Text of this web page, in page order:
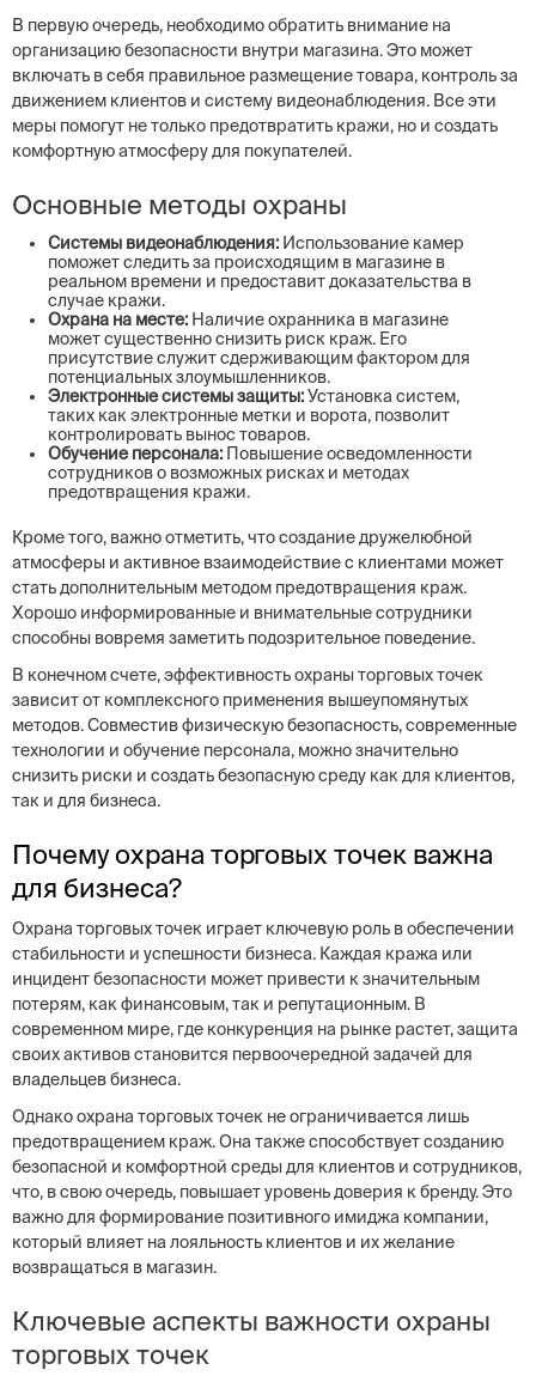
В первую очередь, необходимо обратить внимание на
организацию безопасности внутри магазина. Это может
включать в себя правильное размещение товара, контроль за
движением клиентов и систему видеонаблюдения. Все эти
меры помогут не только предотвратить кражи, но и создать
комфортную атмосферу для покупателей.
Основные методы охраны
Системы видеонаблюдения: Использование камер
поможет следить за происходящим в магазине в
реальном времени и предоставит доказательства в
случае кражи.
Охрана на месте: Наличие охранника в магазине
может существенно снизить риск краж. Его
присутствие служит сдерживающим фактором для
потенциальных злоумышленников.
Электронные системы защиты:Установка систем,
таких как электронные метки и ворота, позволит
контролировать вынос товаров.
Обучение персонала: Повышение осведомленности
сотрудников о возможных рисках и методах
предотвращения кражи.
Кроме того, важно отметить, что создание дружелюбной
атмосферы и активное взаимодействие с клиентами может
стать дополнительным методом предотвращения краж.
Хорошо информированные и внимательные сотрудники
способны вовремя заметить подозрительное поведение.
В конечном счете, эффективность охраны торговых точек
зависит от комплексного применения вышеупомянутых
методов. Совместив физическую безопасность, современные
технологии и обучение персонала, можно значительно
снизить риски и создать безопасную среду как для клиентов,
так и для бизнеса.
Почему охрана торговых точек важна
для бизнеса?
Охрана торговых точек играет ключевую роль в обеспечении
стабильности и успешности бизнеса. Каждая кража или
инцидент безопасности может привести к значительным
потерям, как финансовым, так и репутационным. В
современном мире, где конкуренция на рынке растет, защита
своих активов становится первоочередной задачей для
владельцев бизнеса.
Однако охрана торговых точек не ограничивается лишь
предотвращением краж. Она также способствует созданию
безопасной и комфортной среды для клиентов и сотрудников,
что, в свою очередь, повышает уровень доверия к бренду. Это
важно для формирование позитивного имиджа компании,
который влияет на лояльность клиентов и их желание
возвращаться в магазин.
Ключевые аспекты важности охраны
торговых точек